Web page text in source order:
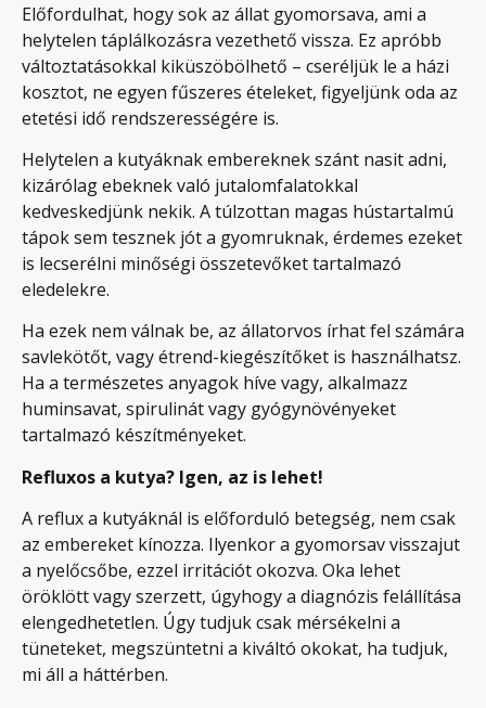
Előfordulhat, hogy sok az állat gyomorsava, ami a
helytelen táplálkozásra vezethető vissza. Ez apróbb
változtatásokkal kiküszöbölhető – cseréljük le a házi
kosztot, ne egyen fűszeres ételeket, figyeljünk oda az
etetési idő rendszerességére is.
Helytelen a kutyáknak embereknek szánt nasit adni,
kizárólag ebeknek való jutalomfalatokkal
kedveskedjünk nekik. A túlzottan magas hústartalmú
tápok sem tesznek jót a gyomruknak, érdemes ezeket
is lecserélni minőségi összetevőket tartalmazó
eledelekre.
Ha ezek nem válnak be, az állatorvos írhat fel számára
savlekötőt, vagy étrend-kiegészítőket is használhatsz.
Ha a természetes anyagok híve vagy, alkalmazz
huminsavat, spirulinát vagy gyógynövényeket
tartalmazó készítményeket.
Refluxos a kutya? Igen, az is lehet!
A reflux a kutyáknál is előforduló betegség, nem csak
az embereket kínozza. Ilyenkor a gyomorsav visszajut
a nyelőcsőbe, ezzel irritációt okozva. Oka lehet
öröklött vagy szerzett, úgyhogy a diagnózis felállítása
elengedhetetlen. Úgy tudjuk csak mérsékelni a
tüneteket, megszüntetni a kiváltó okokat, ha tudjuk,
mi áll a háttérben.